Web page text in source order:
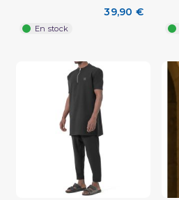
39,90 €
En stock